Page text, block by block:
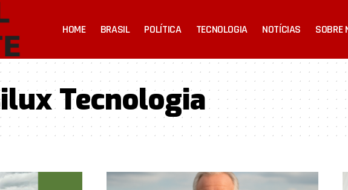
HOME BRASIL POLÍTICA TECNOLOGIA NOTÍCIAS SOBRE
Tecnologia